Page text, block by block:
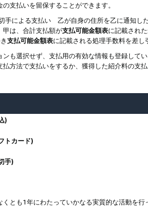
支払いを留保することができます。
手による支払い 乙が自身の住所を乙に通知し
甲は、合計支払額が支払可能金額表に記載され
支払可能金額表に記載される処理手数料を差し
ンも選択せず、支払用の有効な情報も登録して
払方法で支払いをするか、獲得した紹介料の支
)
トカード)
手)
くとも1年にわたっていかなる実質的な活動を